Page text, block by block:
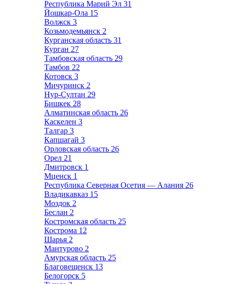
Республика Марий Эл 31
Йошкар-Ола 15
Волжск 3
Козьмодемьянск 2
Курганская область 31
Курган 27
Тамбовская область 29
Тамбов 22
Котовск 3
Мичуринск 2
Нур-Султан 29
Бишкек 28
Алматинская область 26
Каскелен 3
Талгар 3
Капшагай 3
Орловская область 26
Орел 21
Дмитровск 1
Мценск 1
Республика Северная Осетия — Алания 26
Владикавказ 15
Моздок 2
Беслан 2
Костромская область 25
Кострома 12
Шарья 2
Мантурово 2
Амурская область 25
Благовещенск 13
Белогорск 5